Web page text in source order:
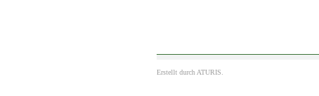
Erstellt durch ATURIS.